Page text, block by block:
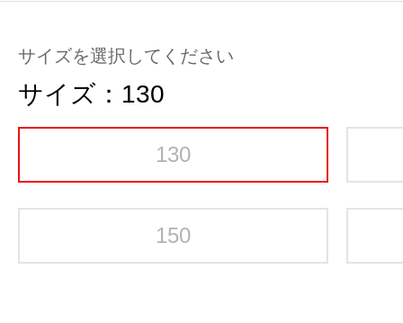
サイズを選択してください
サイズ： 130
130
150